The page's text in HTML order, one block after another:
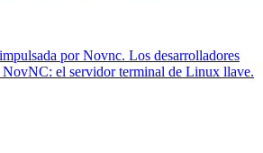
por Novnc. Los desarrolladores
el servidor terminal de Linux llave.